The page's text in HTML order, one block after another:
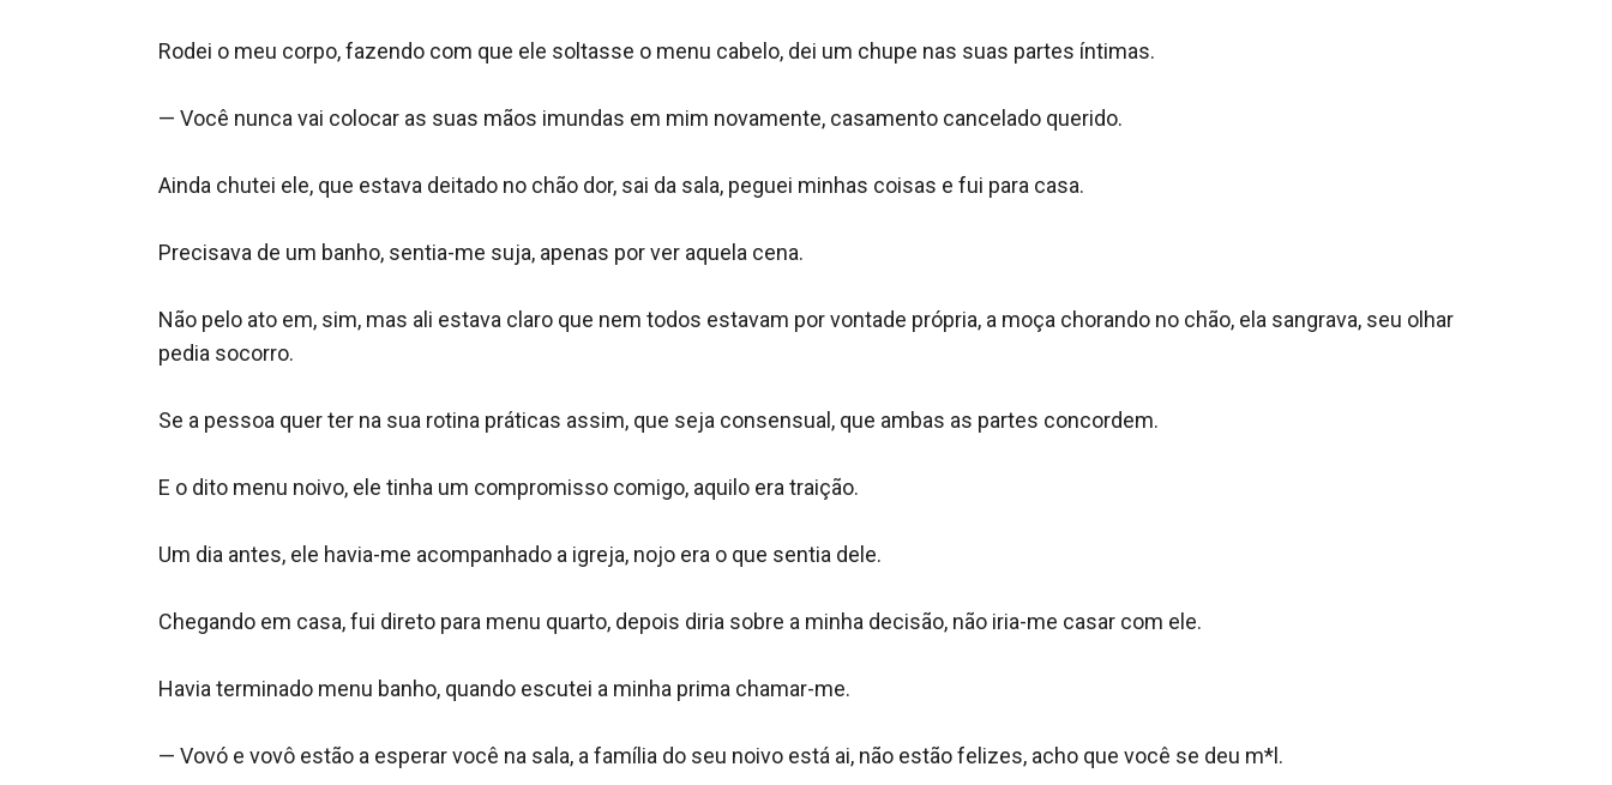
Rodei o meu corpo, fazendo com que ele soltasse o menu cabelo, dei um chupe nas suas partes íntimas.
— Você nunca vai colocar as suas mãos imundas em mim novamente, casamento cancelado querido.
Ainda chutei ele, que estava deitado no chão dor, sai da sala, peguei minhas coisas e fui para casa.
Precisava de um banho, sentia-me suja, apenas por ver aquela cena.
Não pelo ato em, sim, mas ali estava claro que nem todos estavam por vontade própria, a moça chorando no chão, ela sangrava, seu olhar
pedia socorro.
Se a pessoa quer ter na sua rotina práticas assim, que seja consensual, que ambas as partes concordem.
E o dito menu noivo, ele tinha um compromisso comigo, aquilo era traição.
Um dia antes, ele havia-me acompanhado a igreja, nojo era o que sentia dele.
Chegando em casa, fui direto para menu quarto, depois diria sobre a minha decisão, não iria-me casar com ele.
Havia terminado menu banho, quando escutei a minha prima chamar-me.
— Vovó e vovô estão a esperar você na sala, a família do seu noivo está ai, não estão felizes, acho que você se deu m*l.